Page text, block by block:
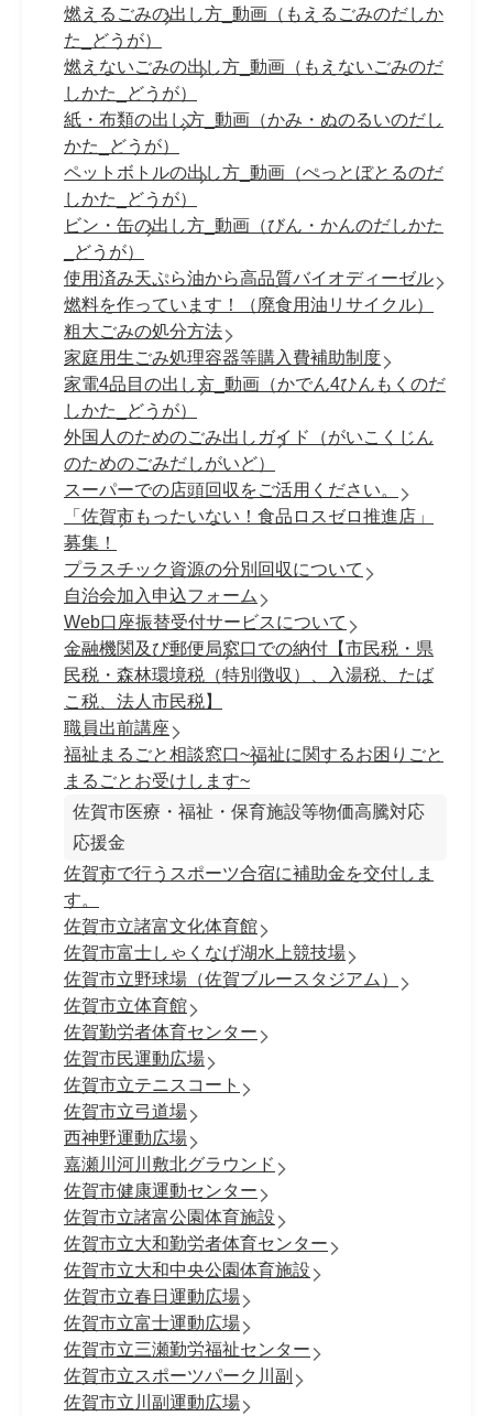
燃えるごみの出し方_動画（もえるごみのだしか
た_どうが）
燃えないごみの出し方_動画（もえないごみのだ
しかた_どうが）
紙・布類の出し方_動画（かみ・ぬのるいのだし
かた_どうが）
ペットボトルの出し方_動画（ぺっとぼとるのだ
しかた_どうが）
ビン・缶の出し方_動画（びん・かんのだしかた
_どうが）
使用済み天ぷら油から高品質バイオディーゼル
燃料を作っています！（廃食用油リサイクル）
粗大ごみの処分方法
家庭用生ごみ処理容器等購入費補助制度
家電4品目の出し方_動画（かでん4ひんもくのだ
しかた_どうが）
外国人のためのごみ出しガイド（がいこくじん
のためのごみだしがいど）
スーパーでの店頭回収をご活用ください。
「佐賀市もったいない！食品ロスゼロ推進店」
募集！
プラスチック資源の分別回収について
自治会加入申込フォーム
Web口座振替受付サービスについて
金融機関及び郵便局窓口での納付【市民税・県
民税・森林環境税（特別徴収）、入湯税、たば
こ税、法人市民税】
職員出前講座
福祉まるごと相談窓口~福祉に関するお困りごと
まるごとお受けします~
佐賀市医療・福祉・保育施設等物価高騰対応
応援金
佐賀市で行うスポーツ合宿に補助金を交付しま
す。
佐賀市立諸富文化体育館
佐賀市富士しゃくなげ湖水上競技場
佐賀市立野球場（佐賀ブルースタジアム）
佐賀市立体育館
佐賀勤労者体育センター
佐賀市民運動広場
佐賀市立テニスコート
佐賀市立弓道場
西神野運動広場
嘉瀬川河川敷北グラウンド
佐賀市健康運動センター
佐賀市立諸富公園体育施設
佐賀市立大和勤労者体育センター
佐賀市立大和中央公園体育施設
佐賀市立春日運動広場
佐賀市立富士運動広場
佐賀市立三瀬勤労福祉センター
佐賀市立スポーツパーク川副
佐賀市立川副運動広場